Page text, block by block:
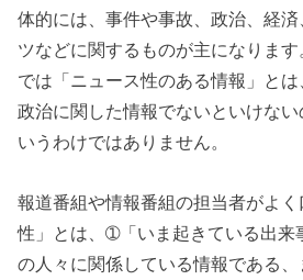
体的には、事件や事故、政治、経
ツなどに関するものが主になります
では「ニュース性のある情報」と
政治に関した情報でないといけない
いうわけではありません。
報道番組や情報番組の担当者がよ
性」とは、➀「いま起きている出来
の人々に関係している情報である